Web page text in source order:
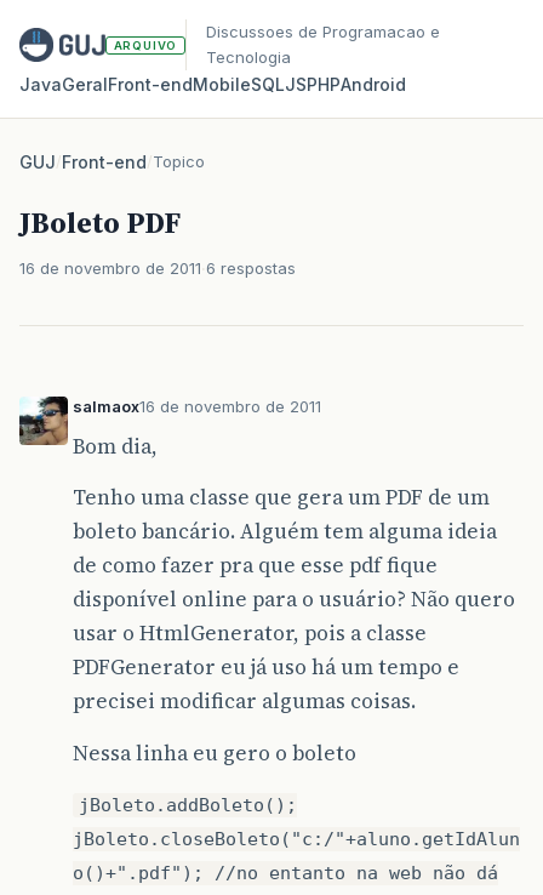
ARQUIVO
Discussoes de Programacao e
Tecnologia
JavaGeralFront‑endMobileSQLJSPHPAndroid
GUJ/Front-end/Topico
JBoleto PDF
16 de novembro de 2011 6 respostas
salmaox16 de novembro de 2011
Bom dia,
Tenho uma classe que gera um PDF de um
boleto bancário. Alguém tem alguma ideia
de como fazer pra que esse pdf fique
disponível online para o usuário? Não quero
usar o HtmlGenerator, pois a classe
PDFGenerator eu já uso há um tempo e
precisei modificar algumas coisas.
Nessa linha eu gero o boleto
jBoleto.addBoleto();
jBoleto.closeBoleto("c:/"+aluno.getIdAlun
o()+".pdf"); //no entanto na web não dá